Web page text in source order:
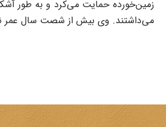
مى‌داشتند. وى بیش از شصت سال عمر